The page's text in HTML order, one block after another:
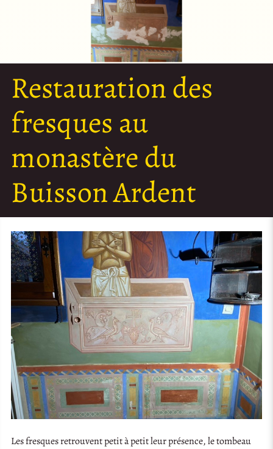
Restauration des
fresques au
monastère du
Buisson Ardent
Les fresques retrouvent petit à petit leur présence, le tombeau